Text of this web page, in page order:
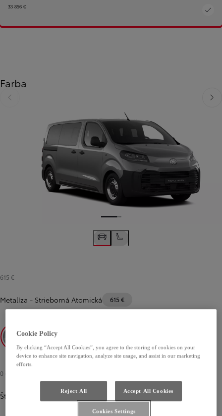
33 856 €
Farba
Predchádzajúca stránka
615 €
Metalíza - Strieborná Atomická 615 €
Strieborná AtomickáČierna VesmírnaŠedá Titánová
0 €
Štandard
Cookie Policy
By clicking “Accept All Cookies”, you agree to the storing of cookies on your
device to enhance site navigation, analyze site usage, and assist in our marketing
efforts.
Reject All Accept All Cookies
Cookies Settings